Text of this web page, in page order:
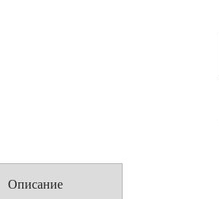
Описание